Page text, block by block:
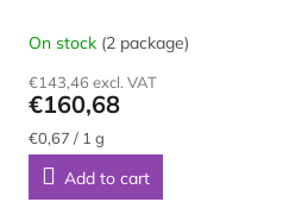
extrakt, 240 gramů
On stock (2 package)
€143,46 excl. VAT
€160,68
Measure
price:
€0,67 / 1 g
Add to cart